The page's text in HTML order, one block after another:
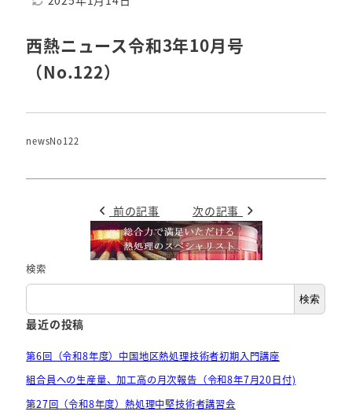
行事案内
西熱ニュース令和3年10月号
（No.122）
更新日
newsNo122
前の記事 次の記事
検索
検索
最近の投稿
第6回（令和8年度）中国地区熱処理技術者初期入門講座
組合員への生産量、加工高の月次報告（令和8年7月20日付)
第27回（令和8年度）熱処理中堅技術者講習会